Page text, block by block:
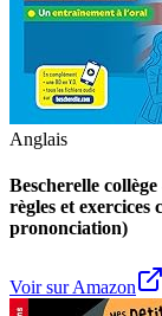
Anglais
Bescherelle
règles et
prononciation)
Voir sur Amazon